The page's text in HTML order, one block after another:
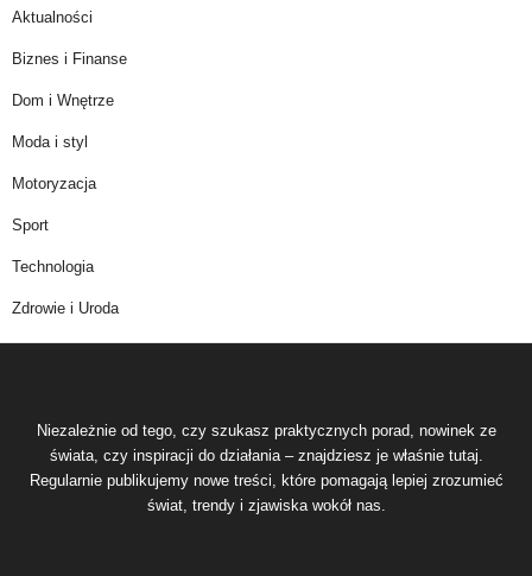
Aktualności
Biznes i Finanse
Dom i Wnętrze
Moda i styl
Motoryzacja
Sport
Technologia
Zdrowie i Uroda
Niezależnie od tego, czy szukasz praktycznych porad, nowinek ze
świata, czy inspiracji do działania – znajdziesz je właśnie tutaj.
Regularnie publikujemy nowe treści, które pomagają lepiej zrozumieć
świat, trendy i zjawiska wokół nas.